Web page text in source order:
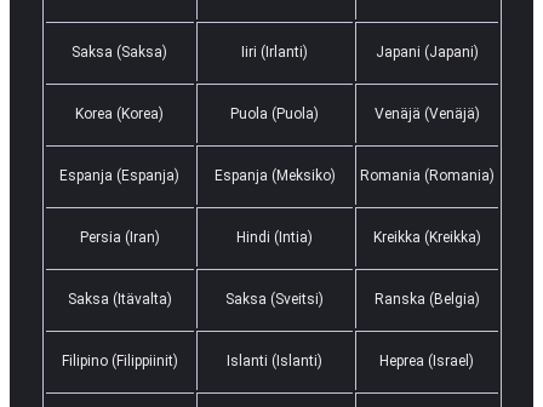
Saksa (Saksa) Iiri (Irlanti) Japani (Japani)
Korea (Korea) Puola (Puola) Venäjä (Venäjä)
Espanja (Espanja) Espanja (Meksiko) Romania (Romania)
Persia (Iran) Hindi (Intia) Kreikka (Kreikka)
Saksa (Itävalta) Saksa (Sveitsi) Ranska (Belgia)
Filipino (Filippiinit) Islanti (Islanti) Heprea (Israel)